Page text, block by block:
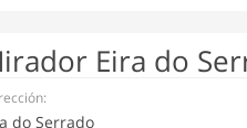
Eira do
do Serrado